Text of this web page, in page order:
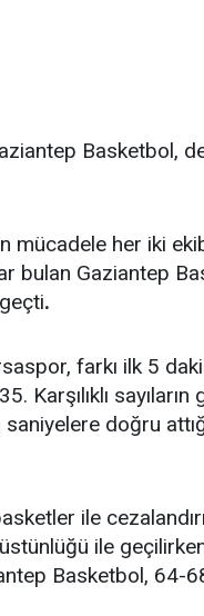
Basketbol,
her iki
bulan Gaziantep
.
farkı ilk 5
Karşılıklı
doğru
ile
ile
Basketbol, 64-